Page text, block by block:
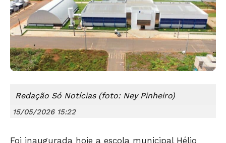
Redação Só Notícias (foto: Ney Pinheiro)
15/05/2026 15:22
Foi inaugurada hoje a escola municipal Hélio